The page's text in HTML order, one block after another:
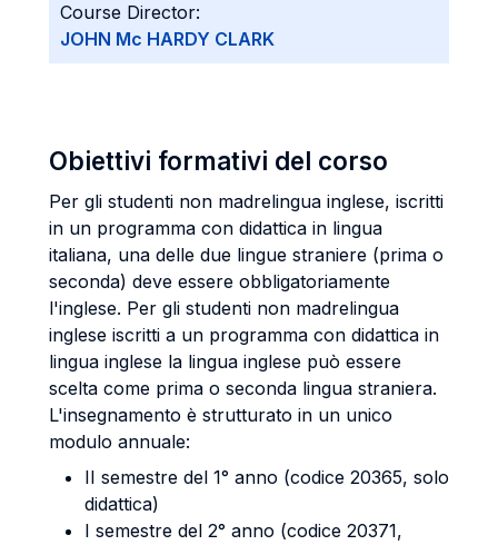
Course Director:
JOHN Mc HARDY CLARK
Obiettivi formativi del corso
Per gli studenti non madrelingua inglese, iscritti
in un programma con didattica in lingua
italiana, una delle due lingue straniere (prima o
seconda) deve essere obbligatoriamente
l'inglese. Per gli studenti non madrelingua
inglese iscritti a un programma con didattica in
lingua inglese la lingua inglese può essere
scelta come prima o seconda lingua straniera.
L'insegnamento è strutturato in un unico
modulo annuale:
II semestre del 1° anno (codice 20365, solo
didattica)
I semestre del 2° anno (codice 20371,